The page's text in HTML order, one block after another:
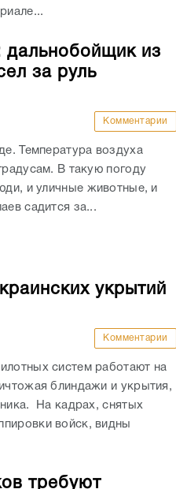
дальнобойщик из
за руль
Комментарии
Температура воздуха
В такую погоду
и уличные животные, и
садится за...
укрытий
Комментарии
систем работают на
блиндажи и укрытия,
На кадрах, снятых
войск, видны
требуют